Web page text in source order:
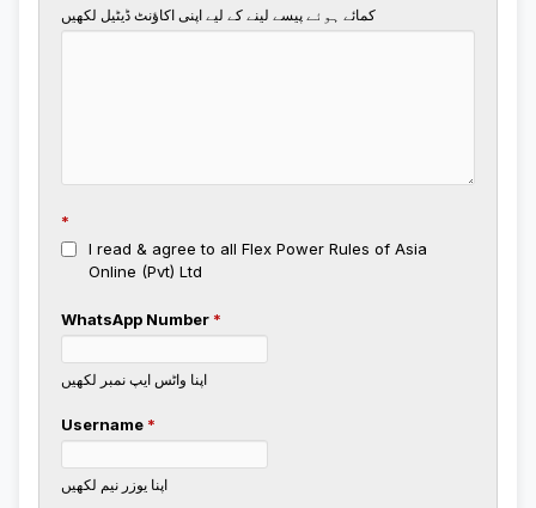
کمائے ہوئے پیسے لینے کے لیے اپنی اکاؤنٹ ڈیٹیل لکھیں
*
I read & agree to all Flex Power Rules of Asia
Online (Pvt) Ltd
WhatsApp Number *
اپنا واٹس ایپ نمبر لکھیں
Username *
اپنا یوزر نیم لکھیں